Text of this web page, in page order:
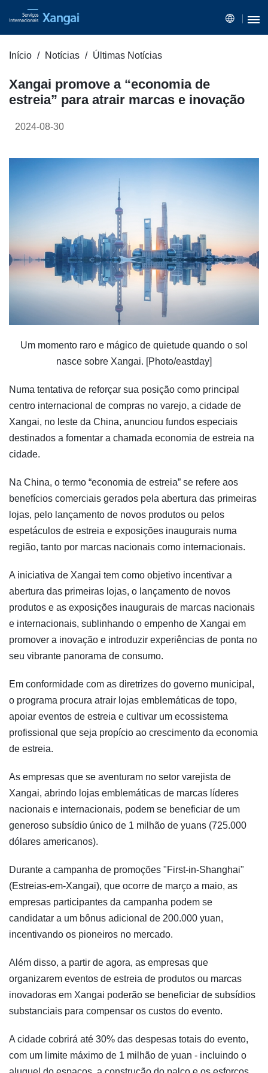
Início Notícias Últimas Notícias
Xangai promove a “economia de
estreia” para atrair marcas e inovação
2024-08-30
Um momento raro e mágico de quietude quando o sol
nasce sobre Xangai. [Photo/eastday]
Numa tentativa de reforçar sua posição como principal
centro internacional de compras no varejo, a cidade de
Xangai, no leste da China, anunciou fundos especiais
destinados a fomentar a chamada economia de estreia na
cidade.
Na China, o termo “economia de estreia” se refere aos
benefícios comerciais gerados pela abertura das primeiras
lojas, pelo lançamento de novos produtos ou pelos
espetáculos de estreia e exposições inaugurais numa
região, tanto por marcas nacionais como internacionais.
A iniciativa de Xangai tem como objetivo incentivar a
abertura das primeiras lojas, o lançamento de novos
produtos e as exposições inaugurais de marcas nacionais
e internacionais, sublinhando o empenho de Xangai em
promover a inovação e introduzir experiências de ponta no
seu vibrante panorama de consumo.
Em conformidade com as diretrizes do governo municipal,
o programa procura atrair lojas emblemáticas de topo,
apoiar eventos de estreia e cultivar um ecossistema
profissional que seja propício ao crescimento da economia
de estreia.
As empresas que se aventuram no setor varejista de
Xangai, abrindo lojas emblemáticas de marcas líderes
nacionais e internacionais, podem se beneficiar de um
generoso subsídio único de 1 milhão de yuans (725.000
dólares americanos).
Durante a campanha de promoções "First-in-Shanghai"
(Estreias-em-Xangai), que ocorre de março a maio, as
empresas participantes da campanha podem se
candidatar a um bônus adicional de 200.000 yuan,
incentivando os pioneiros no mercado.
Além disso, a partir de agora, as empresas que
organizarem eventos de estreia de produtos ou marcas
inovadoras em Xangai poderão se beneficiar de subsídios
substanciais para compensar os custos do evento.
A cidade cobrirá até 30% das despesas totais do evento,
com um limite máximo de 1 milhão de yuan - incluindo o